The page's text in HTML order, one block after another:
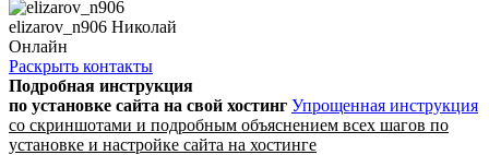
elizarov_n906 Николай
Онлайн
Раскрыть контакты
Подробная инструкция
по установке сайта на свой хостинг Упрощенная инструкция
со скриншотами и подробным объяснением всех шагов по
установке и настройке сайта на хостинге